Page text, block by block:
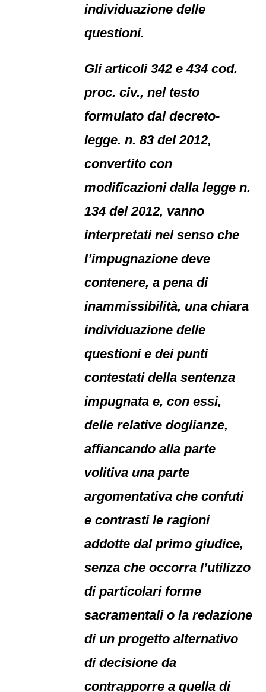
individuazione delle
questioni.
Gli articoli 342 e 434 cod.
proc. civ., nel testo
formulato dal decreto-
legge. n. 83 del 2012,
convertito con
modificazioni dalla legge n.
134 del 2012, vanno
interpretati nel senso che
l’impugnazione deve
contenere, a pena di
inammissibilità, una chiara
individuazione delle
questioni e dei punti
contestati della sentenza
impugnata e, con essi,
delle relative doglianze,
affiancando alla parte
volitiva una parte
argomentativa che confuti
e contrasti le ragioni
addotte dal primo giudice,
senza che occorra l’utilizzo
di particolari forme
sacramentali o la redazione
di un progetto alternativo
di decisione da
contrapporre a quella di